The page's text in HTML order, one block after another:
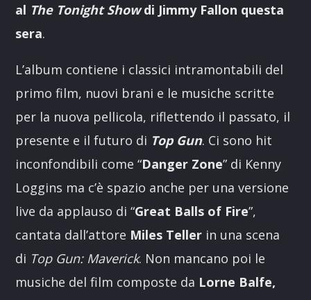
al The Tonight Showdi Jimmy Fallon questa
sera.
L’album contiene i classici intramontabili del
primo film, nuovi brani e le musiche scritte
per la nuova pellicola, riflettendo il passato, il
presente e il futuro di Top Gun. Ci sono hit
inconfondibili come “Danger Zone” di Kenny
Loggins ma c’è spazio anche per una versione
live da applauso di “Great Balls of Fire”,
cantata dall’attore Miles Teller in una scena
di Top Gun: Maverick. Non mancano poi le
musiche del film composte da Lorne Balfe,